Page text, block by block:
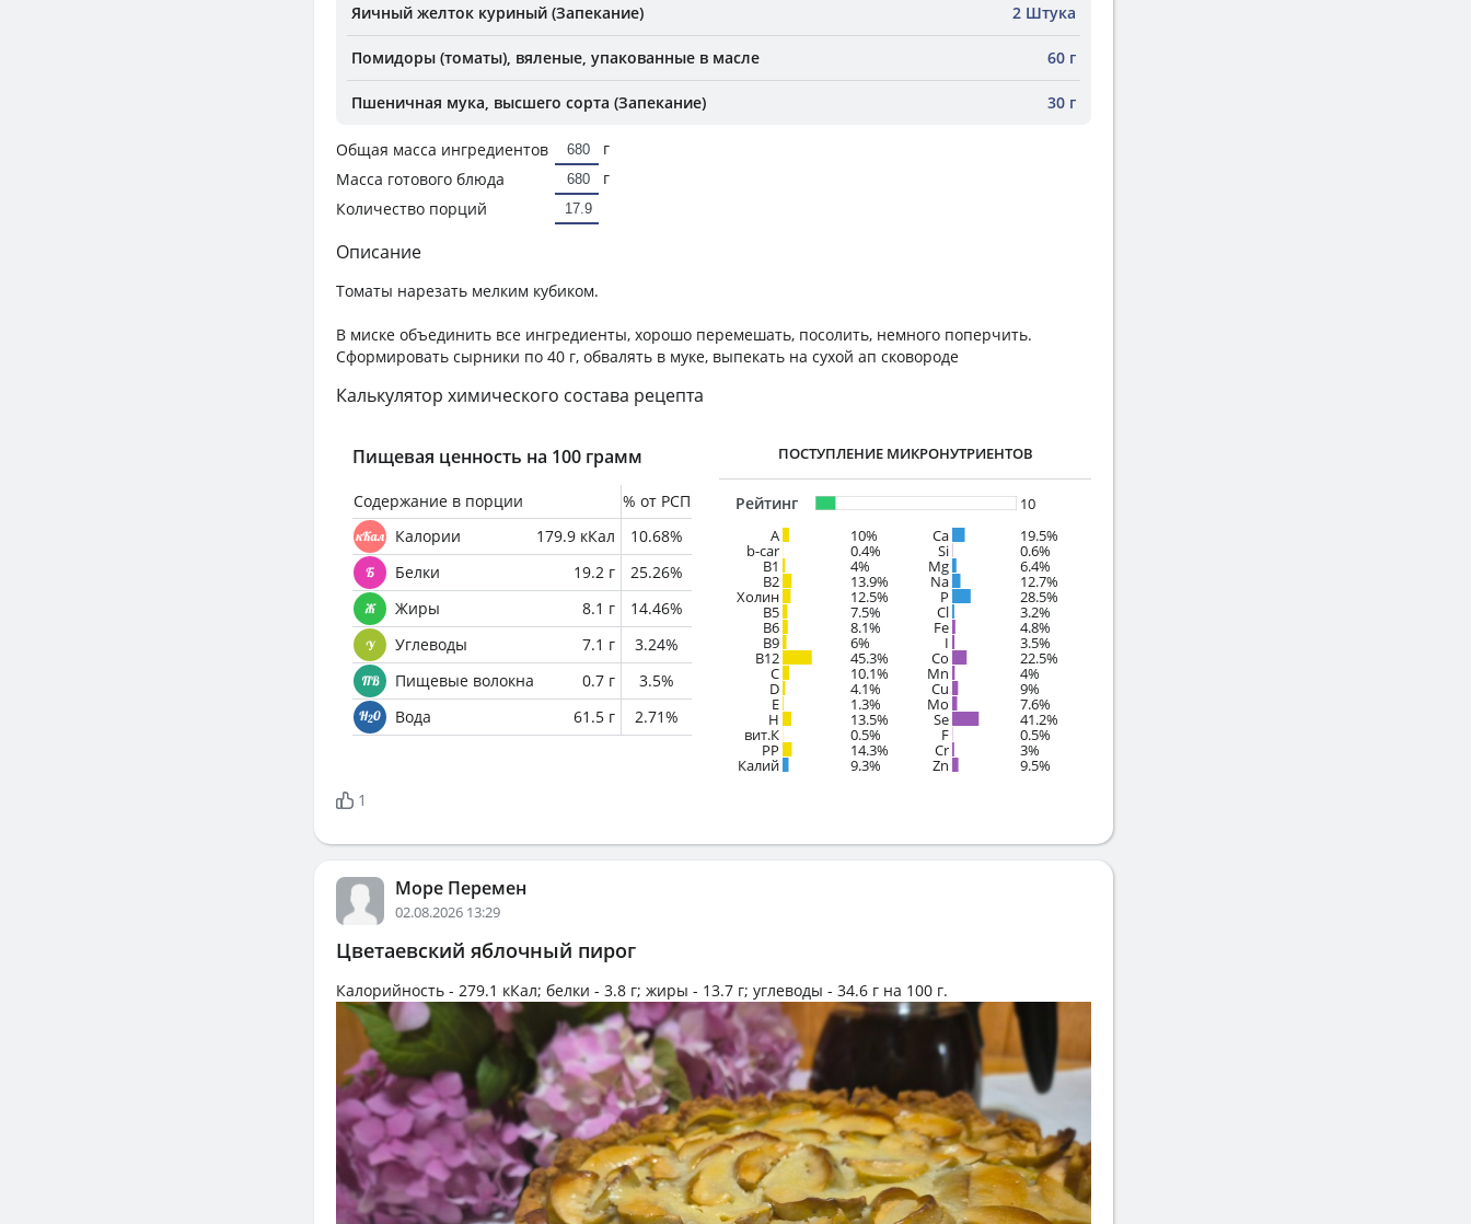
Яичный желток куриный (Запекание) 2 Штука
Помидоры (томаты), вяленые, упакованные в масле 60 г
Пшеничная мука, высшего сорта (Запекание) 30 г
Общая масса ингредиентов
г
Масса готового блюда
г
Количество порций
Описание
Томаты нарезать мелким кубиком.
В миске объединить все ингредиенты, хорошо перемешать, посолить, немного поперчить.
Сформировать сырники по 40 г, обвалять в муке, выпекать на сухой ап сковороде
Калькулятор химического состава рецепта
Пищевая ценность на 100 грамм
Содержание в порции
% от РСП
Калории
179.9 кКал
10.68%
Белки
19.2 г
25.26%
Жиры
8.1 г
14.46%
Углеводы
7.1 г
3.24%
Пищевые волокна
0.7 г
3.5%
Вода
61.5 г 2.71%
ПОСТУПЛЕНИЕ МИКРОНУТРИЕНТОВ
Рейтинг
10
A
10%
b-car 0.4%
В1 4%
B2 13.9%
Холин 12.5%
B5 7.5%
B6 8.1%
B9 6%
B12 45.3%
C 10.1%
D 4.1%
E 1.3%
H 13.5%
вит.К 0.5%
PP 14.3%
Калий 9.3%
Ca 19.5%
Si 0.6%
Mg 6.4%
Na 12.7%
P 28.5%
Cl 3.2%
Fe 4.8%
I 3.5%
Co 22.5%
Mn 4%
Cu 9%
Mo 7.6%
Se 41.2%
F 0.5%
Cr 3%
Zn 9.5%
1
Море Перемен
02.08.2026 13:29
Цветаевский яблочный пирог
Калорийность - 279.1 кКал; белки - 3.8 г; жиры - 13.7 г; углеводы - 34.6 г на 100 г.